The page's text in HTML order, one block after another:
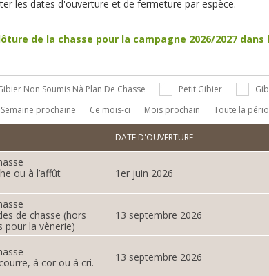
les dates d'ouverture et de fermeture par espèce.
de la chasse pour la campagne 2026/2027 dans
Non Soumis Nà Plan De Chasse Petit Gibier
Semaine prochaine Ce mois-ci Mois prochain Toute la
DATE D'OUVERTURE
ou à l’affût
1er juin 2026
de chasse (hors
pour la vènerie)
13 septembre 2026
à cor ou à cri.
13 septembre 2026